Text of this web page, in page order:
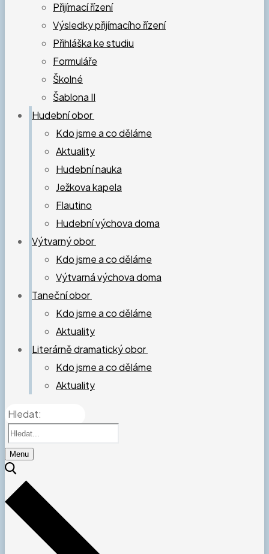
Přijímací řízení
Výsledky přijímacího řízení
Přihláška ke studiu
Formuláře
Školné
Šablona II
Hudební obor
Kdo jsme a co děláme
Aktuality
Hudební nauka
Ježkova kapela
Flautino
Hudební výchova doma
Výtvarný obor
Kdo jsme a co děláme
Výtvarná výchova doma
Taneční obor
Kdo jsme a co děláme
Aktuality
Literárně dramatický obor
Kdo jsme a co děláme
Aktuality
Hledat:
Menu